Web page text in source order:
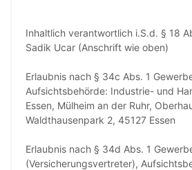
Inhaltlich verantwortlich i.S.d. § 18
Sadik Ucar (Anschrift wie oben)
Erlaubnis nach § 34c Abs. 1
Aufsichtsbehörde: Industrie- und
Essen, Mülheim an der Ruhr,
Waldthausenpark 2, 45127 Essen
Erlaubnis nach § 34d Abs. 1
(Versicherungsvertreter),